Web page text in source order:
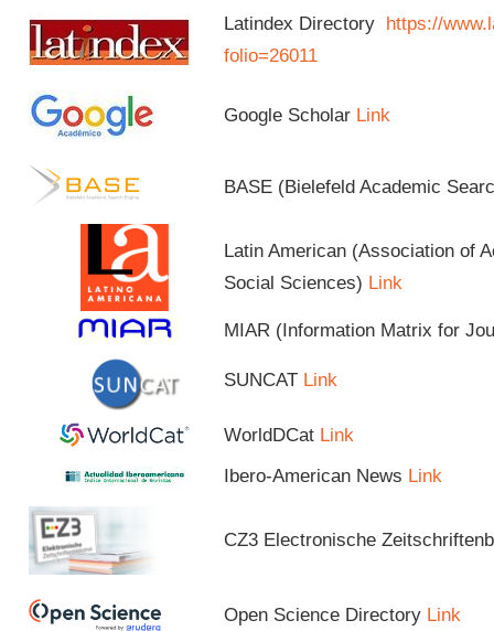
Latindex Directory https://
folio=26011
Google Scholar Link
BASE (Bielefeld Academic
Latin American (Association of
Social Sciences) Link
MIAR (Information Matrix for
SUNCAT Link
WorldDCat Link
Ibero-American News Link
CZ3 Electronische
Open Science Directory Link